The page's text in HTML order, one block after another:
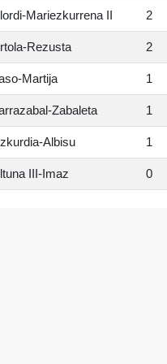
Mariezkurrena II 2
Rezusta 2
Martija 1
Zabaleta 1
Albisu 1
III-Imaz 0